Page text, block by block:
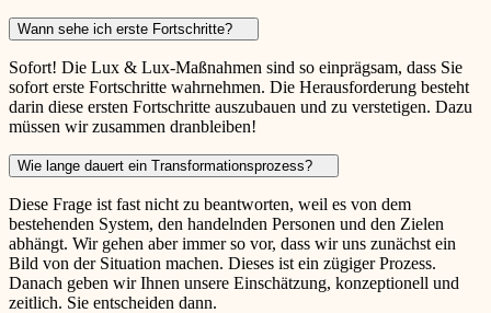
Wann sehe ich erste Fortschritte?
Sofort! Die Lux & Lux-Maßnahmen sind so einprägsam, dass Sie
sofort erste Fortschritte wahrnehmen. Die Herausforderung besteht
darin diese ersten Fortschritte auszubauen und zu verstetigen. Dazu
müssen wir zusammen dranbleiben!
Wie lange dauert ein Transformationsprozess?
Diese Frage ist fast nicht zu beantworten, weil es von dem
bestehenden System, den handelnden Personen und den Zielen
abhängt. Wir gehen aber immer so vor, dass wir uns zunächst ein
Bild von der Situation machen. Dieses ist ein zügiger Prozess.
Danach geben wir Ihnen unsere Einschätzung, konzeptionell und
zeitlich. Sie entscheiden dann.